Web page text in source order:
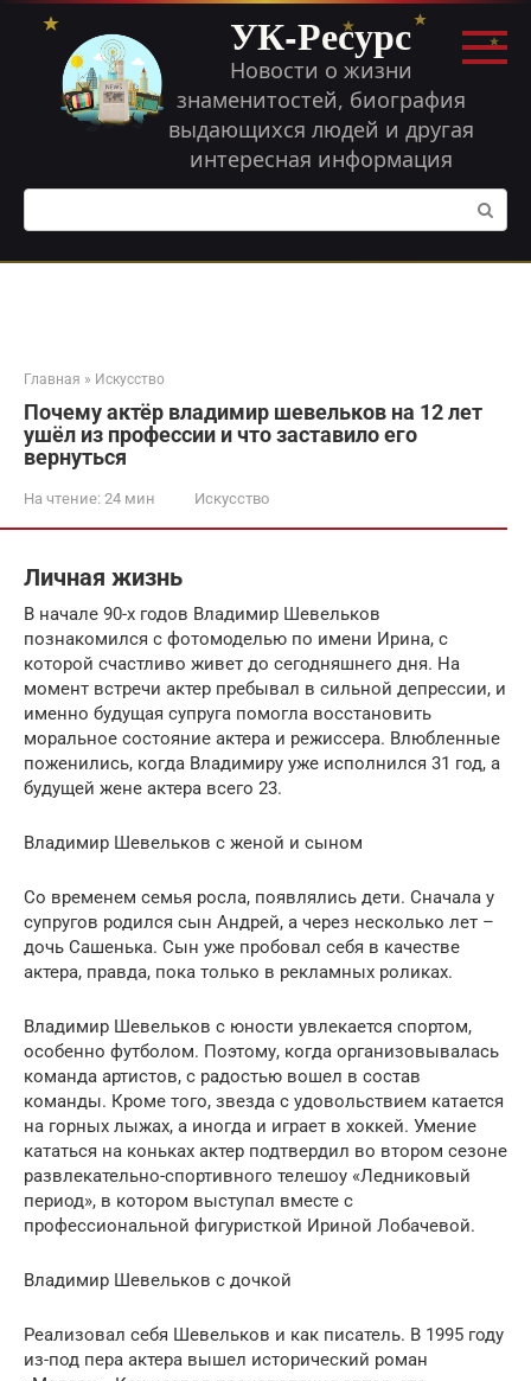
Перейти
контенту
УК-Ресурс
Новости о жизни
знаменитостей, биография
выдающихся людей и другая
интересная информация
Поиск:
Главная » Искусство
Почему актёр владимир шевельков на 12 лет
ушёл из профессии и что заставило его
вернуться
На чтение: 24 мин Искусство
Личная жизнь
В начале 90-х годов Владимир Шевельков
познакомился с фотомоделью по имени Ирина, с
которой счастливо живет до сегодняшнего дня. На
момент встречи актер пребывал в сильной депрессии, и
именно будущая супруга помогла восстановить
моральное состояние актера и режиссера. Влюбленные
поженились, когда Владимиру уже исполнился 31 год, а
будущей жене актера всего 23.
Владимир Шевельков с женой и сыном
Со временем семья росла, появлялись дети. Сначала у
супругов родился сын Андрей, а через несколько лет –
дочь Сашенька. Сын уже пробовал себя в качестве
актера, правда, пока только в рекламных роликах.
Владимир Шевельков с юности увлекается спортом,
особенно футболом. Поэтому, когда организовывалась
команда артистов, с радостью вошел в состав
команды. Кроме того, звезда с удовольствием катается
на горных лыжах, а иногда и играет в хоккей. Умение
кататься на коньках актер подтвердил во втором сезоне
развлекательно-спортивного телешоу «Ледниковый
период», в котором выступал вместе с
профессиональной фигуристкой Ириной Лобачевой.
Владимир Шевельков с дочкой
Реализовал себя Шевельков и как писатель. В 1995 году
из-под пера актера вышел исторический роман